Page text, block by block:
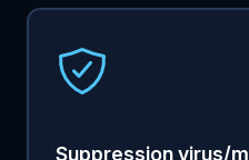
Suppression virus/